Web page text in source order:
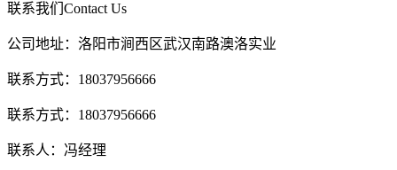
联系我们 Contact Us
公司地址：洛阳市涧西区武汉南路澳洛实业
联系方式：18037956666
联系方式：18037956666
联系人：冯经理